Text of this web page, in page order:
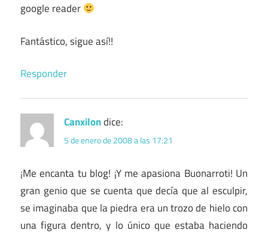
google reader
Fantástico, sigue así!!
Responder
Canxilondice:
5 de enero de 2008 a las 17:21
¡Me encanta tu blog! ¡Y me apasiona Buonarroti! Un
gran genio que se cuenta que decía que al esculpir,
se imaginaba que la piedra era un trozo de hielo con
una figura dentro, y lo único que estaba haciendo